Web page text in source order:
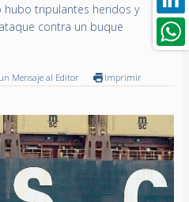
hubo tripulantes heridos y
contra un buque
Mensaje al Editor Imprimir